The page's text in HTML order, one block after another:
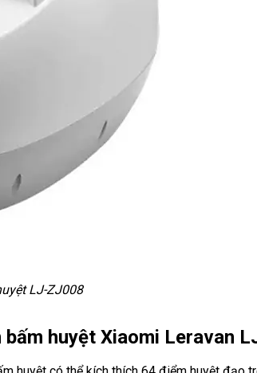
LJ-ZJ008
huyệt Xiaomi Leravan